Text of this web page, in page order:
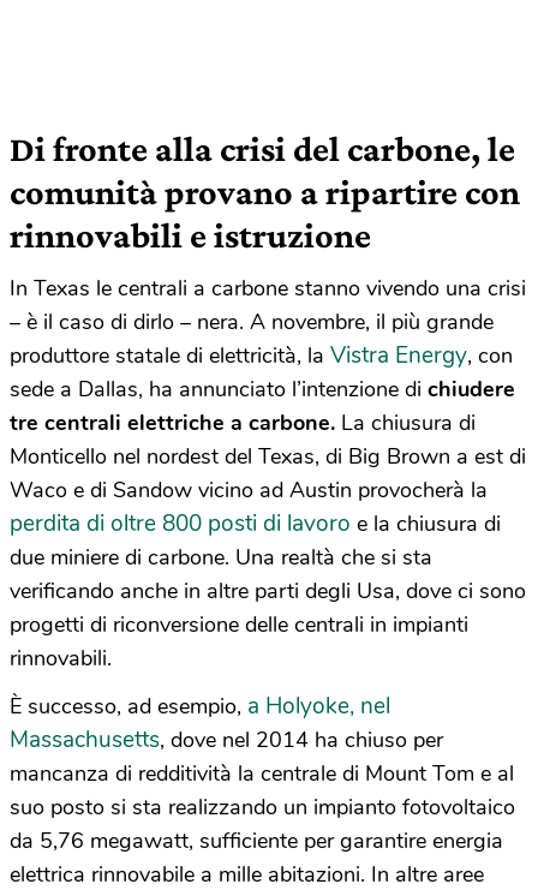
Di fronte alla crisi del carbone, le
comunità provano a ripartire con
rinnovabili e istruzione
In Texas le centrali a carbone stanno vivendo una crisi
– è il caso di dirlo – nera. A novembre, il più grande
produttore statale di elettricità, la Vistra Energy, con
sede a Dallas, ha annunciato l’intenzione di chiudere
tre centrali elettriche a carbone. La chiusura di
Monticello nel nordest del Texas, di Big Brown a est di
Waco e di Sandow vicino ad Austin provocherà la
perdita di oltre 800 posti di lavoro e la chiusura di
due miniere di carbone. Una realtà che si sta
verificando anche in altre parti degli Usa, dove ci sono
progetti di riconversione delle centrali in impianti
rinnovabili.
È successo, ad esempio, a Holyoke, nel
Massachusetts, dove nel 2014 ha chiuso per
mancanza di redditività la centrale di Mount Tom e al
suo posto si sta realizzando un impianto fotovoltaico
da 5,76 megawatt, sufficiente per garantire energia
elettrica rinnovabile a mille abitazioni. In altre aree